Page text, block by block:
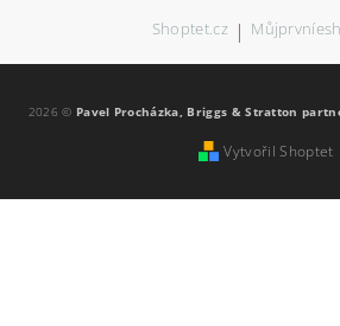
Shoptet.cz |
2026 © Pavel Procházka, Briggs & Stratton
Vytvořil Shoptet